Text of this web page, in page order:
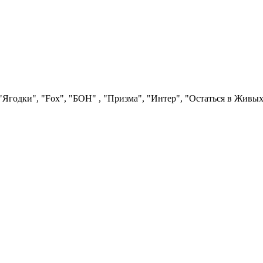
"Fох", "БОН" , "Призма", "Интер", "Остаться в